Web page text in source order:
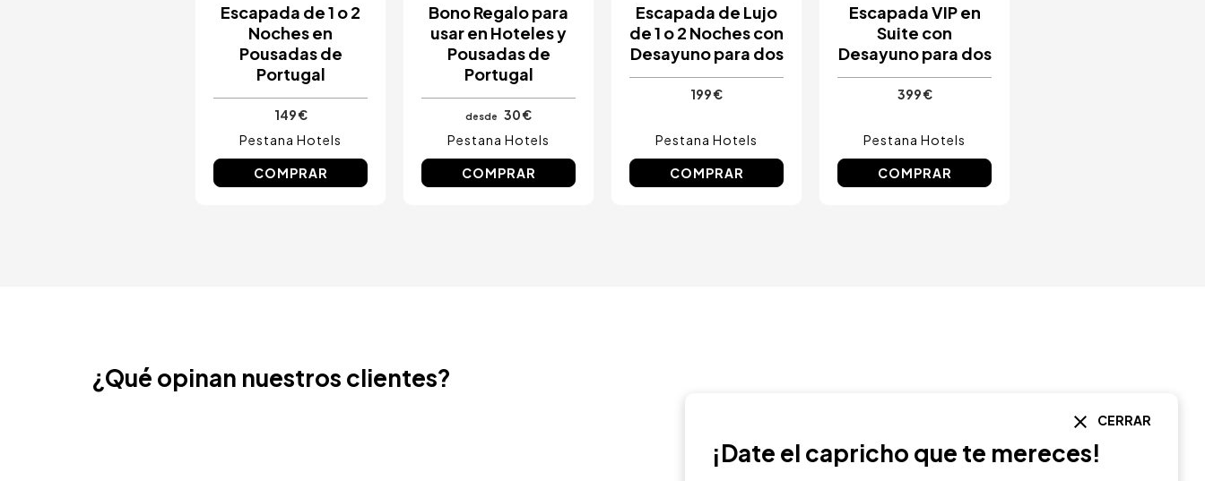
Ámsterdam, Países Bajos
Escapada de 1 o 2
Noches en
Pousadas de
Portugal
149 €
Pestana Hotels
COMPRAR
Bono Regalo para
usar en Hoteles y
Pousadas de
Portugal
desde
30 €
Pestana Hotels
COMPRAR
Escapada de Lujo
de 1 o 2 Noches con
Desayuno para dos
199 €
Pestana Hotels
COMPRAR
Escapada VIP en
Suite con
Desayuno para dos
399 €
Pestana Hotels
COMPRAR
¿Qué opinan nuestros clientes?
CERRAR
¡Date el capricho que te mereces!